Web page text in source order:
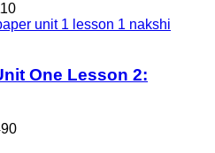
One Lesson 2: